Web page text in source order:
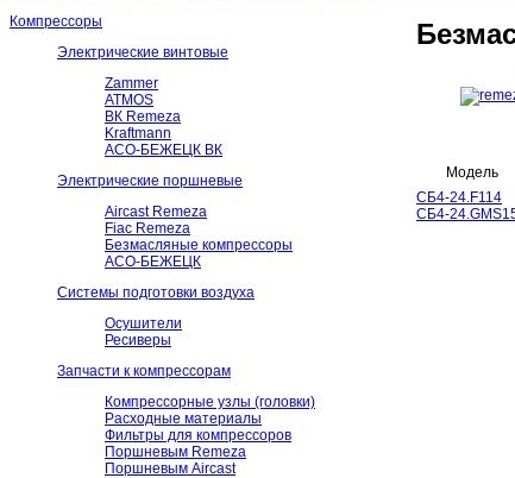
Компрессоры
Электрические винтовые
Zammer
ATMOS
ВК Remeza
Kraftmann
АСО-БЕЖЕЦК ВК
Электрические поршневые
Aircast Remeza
Fiac Remeza
Безмасляные компрессоры
АСО-БЕЖЕЦК
Системы подготовки воздуха
Осушители
Ресиверы
Запчасти к компрессорам
Компрессорные узлы (головки)
Расходные материалы
Фильтры для компрессоров
Поршневым Remeza
Поршневым Aircast
Модель
СБ4-24.F114
СБ4-